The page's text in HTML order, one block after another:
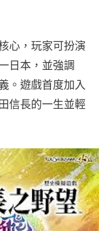
心，玩家可扮演
日本，並強調
。遊戲首度加入
信長的一生並輕